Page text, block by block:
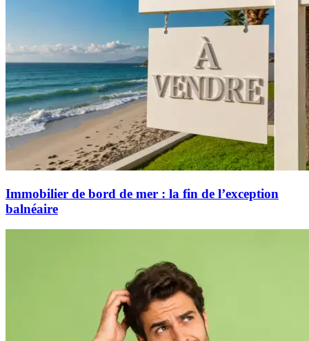
Immobilier de bord de mer : la fin de l’exception
balnéaire